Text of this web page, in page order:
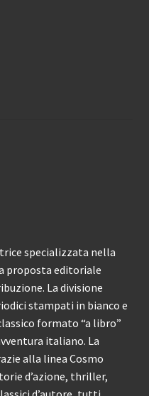
specializzata nella
proposta editoriale
La divisione
stampati in bianco e
formato “a libro”
italiano. La
alla linea Cosmo
d’azione, thriller,